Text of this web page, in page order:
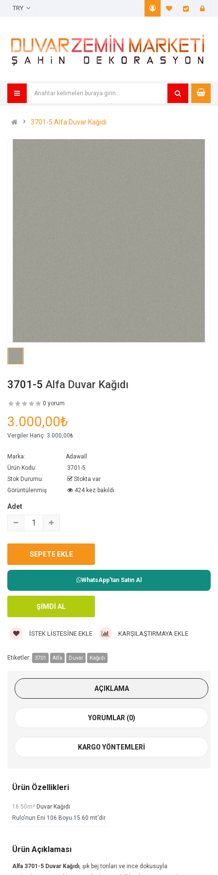
A. Listem
3701-5 Alfa Duvar Kağıdı
3701-5 Alfa Duvar Kağıdı
0 yorum
3.000,00₺
Vergiler Hariç: 3.000,00₺
Marka:
Adawall
Ürün Kodu:
3701-5
Stok Durumu:
Stokta var
Görüntülenmiş
424 kez bakıldı
Adet
WhatsApp'tan Satın Al
İSTEK LISTESINE EKLE KARŞILAŞTIRMAYA EKLE
Etiketler: 3701 Alfa Duvar Kağıdı
AÇIKLAMA
YORUMLAR (0)
KARGO YÖNTEMLERI
Ürün Özellikleri
16.50m² Duvar Kağıdı
Rulo'nun Eni 106 Boyu 15.60 mt'dir
Ürün Açıklaması
Alfa 3701-5 Duvar Kağıdı , şık bej tonları ve ince dokusuyla